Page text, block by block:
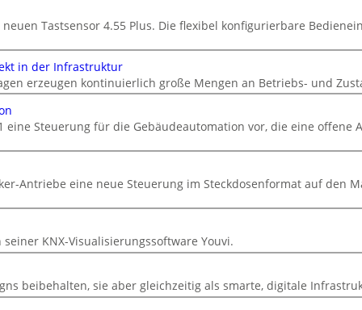
Tastsensor 4.55 Plus. Die flexibel konfigurierbare
in der Infrastruktur
erzeugen kontinuierlich große Mengen an Betriebs- und
eine Steuerung für die Gebäudeautomation vor, die eine
Antriebe eine neue Steuerung im Steckdosenformat auf den
KNX-Visualisierungssoftware Youvi.
beibehalten, sie aber gleichzeitig als smarte, digitale